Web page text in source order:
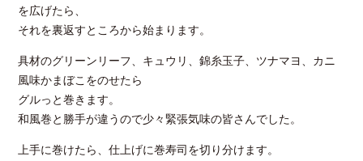
を広げたら、
それを裏返すところから始まります。
具材のグリーンリーフ、キュウリ、錦糸玉子、ツナマヨ、カニ
風味かまぼこをのせたら
グルっと巻きます。
和風巻と勝手が違うので少々緊張気味の皆さんでした。
上手に巻けたら、仕上げに巻寿司を切り分けます。